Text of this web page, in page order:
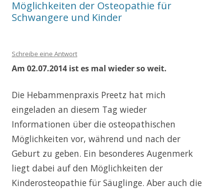
Möglichkeiten der Osteopathie für
Schwangere und Kinder
Schreibe eine Antwort
Am 02.07.2014 ist es mal wieder so weit.
Die Hebammenpraxis Preetz hat mich
eingeladen an diesem Tag wieder
Informationen über die osteopathischen
Möglichkeiten vor, während und nach der
Geburt zu geben. Ein besonderes Augenmerk
liegt dabei auf den Möglichkeiten der
Kinderosteopathie für Säuglinge. Aber auch die